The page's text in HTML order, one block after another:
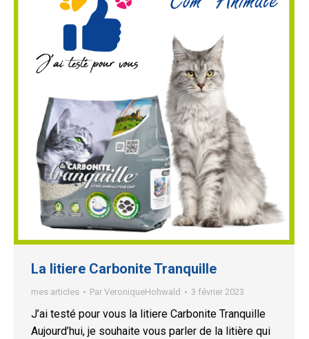
La litiere Carbonite Tranquille
mes articles Par VeroniqueHohwald 3 février 2023
J’ai testé pour vous la litiere Carbonite Tranquille
Aujourd’hui, je souhaite vous parler de la litière qui